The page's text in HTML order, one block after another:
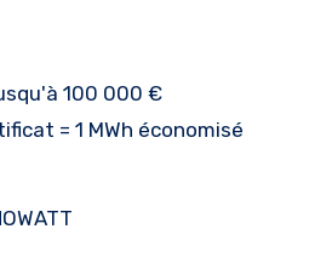
100 000 €
= 1 MWh économisé